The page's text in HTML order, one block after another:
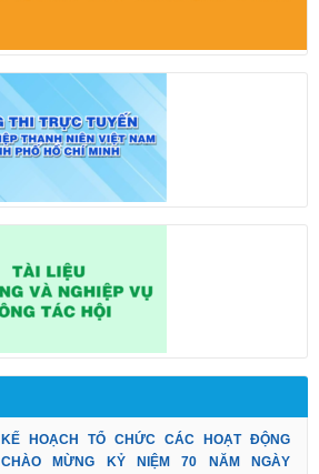
KẾ HOẠCH TỔ CHỨC CÁC HOẠT ĐỘNG
CHÀO MỪNG KỶ NIỆM 70 NĂM NGÀY